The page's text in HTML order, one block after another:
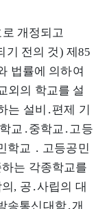
개정되고
기 전의 것) 제85
법률에 의하여
외의 학교를 설
는 설비․편제 기
교․중학교․고등
학교 ․ 고등공민
는 각종학교를
, 공․사립의 대
송통신대학․개